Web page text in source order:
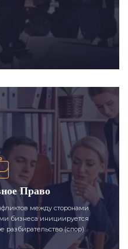
Право
между сторонами
бизнеса инициируется
разбирательство (спор).